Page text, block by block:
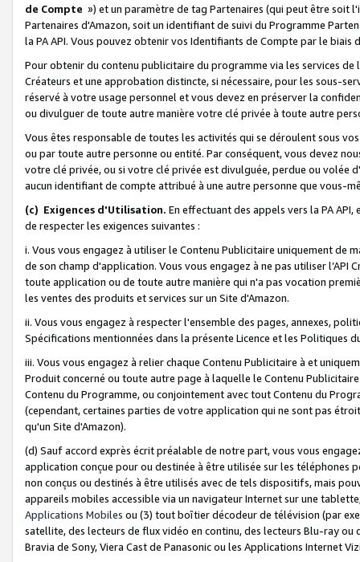
de Compte ») et un paramètre de tag Partenaires (qui peut être soit
Partenaires d'Amazon, soit un identifiant de suivi du Programme
la PA API. Vous pouvez obtenir vos Identifiants de Compte par le biais
Pour obtenir du contenu publicitaire du programme via les services
Créateurs et une approbation distincte, si nécessaire, pour les sous-
réservé à votre usage personnel et vous devez en préserver la
ou divulguer de toute autre manière votre clé privée à toute autre
Vous êtes responsable de toutes les activités qui se déroulent sous
ou par toute autre personne ou entité. Par conséquent, vous devez
votre clé privée, ou si votre clé privée est divulguée, perdue ou volée
aucun identifiant de compte attribué à une autre personne que vous-
(c) Exigences d'Utilisation. En effectuant des appels vers la PA
de respecter les exigences suivantes :
i. Vous vous engagez à utiliser le Contenu Publicitaire uniquement de
de son champ d'application. Vous vous engagez à ne pas utiliser l’API
toute application ou de toute autre manière qui n'a pas vocation
les ventes des produits et services sur un Site d'Amazon.
ii. Vous vous engagez à respecter l'ensemble des pages, annexes,
Spécifications mentionnées dans la présente Licence et les Politiques
iii. Vous vous engagez à relier chaque Contenu Publicitaire à et
Produit concerné ou toute autre page à laquelle le Contenu
Contenu du Programme, ou conjointement avec tout Contenu du
(cependant, certaines parties de votre application qui ne sont pas
qu'un Site d'Amazon).
(d) Sauf accord exprès écrit préalable de notre part, vous vous
application conçue pour ou destinée à être utilisée sur les téléphones
non conçus ou destinés à être utilisés avec de tels dispositifs, mais
appareils mobiles accessible via un navigateur Internet sur une
Applications Mobiles ou (3) tout boîtier décodeur de télévision (par
satellite, des lecteurs de flux vidéo en continu, des lecteurs Blu-ray
Bravia de Sony, Viera Cast de Panasonic ou les Applications Internet